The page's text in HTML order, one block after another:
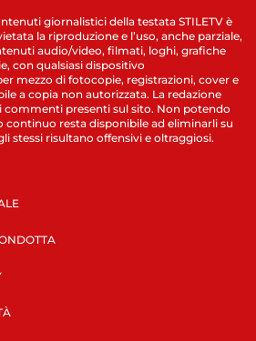
giornalistici della testata STILETV è
la riproduzione e l’uso, anche parziale,
audio/video, filmati, loghi, grafiche
con qualsiasi dispositivo
mezzo di fotocopie, registrazioni, cover e
a copia non autorizzata. La redazione
commenti presenti sul sito. Non potendo
continuo resta disponibile ad eliminarli su
stessi risultano offensivi e oltraggiosi.